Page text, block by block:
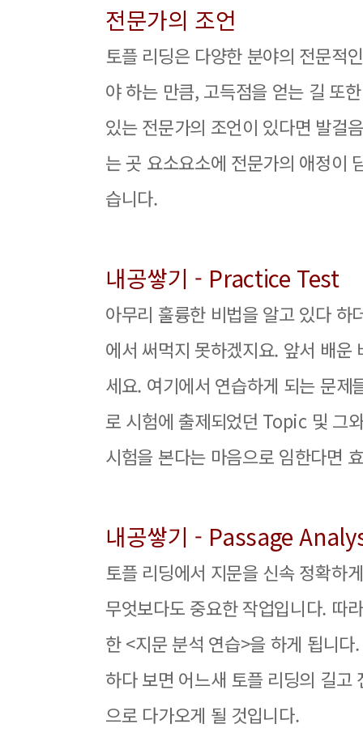
전문가의 조언
토플 리딩은 다양한 분야의 전문적
야 하는 만큼, 고득점을 얻는 길 또
있는 전문가의 조언이 있다면 발걸
는 곳 요소요소에 전문가의 애정이
습니다.
내공쌓기 - Practice Test
아무리 훌륭한 비법을 알고 있다 하
에서 써먹지 못하겠지요. 앞서 배운
세요. 여기에서 연습하게 되는 문제
로 시험에 출제되었던 Topic 및 그
시험을 본다는 마음으로 임한다면
내공쌓기 - Passage
토플 리딩에서 지문을 신속 정확하
무엇보다도 중요한 작업입니다. 따
한 <지문 분석 연습>을 하게 됩니
하다 보면 어느새 토플 리딩의 길고
으로 다가오게 될 것입니다.